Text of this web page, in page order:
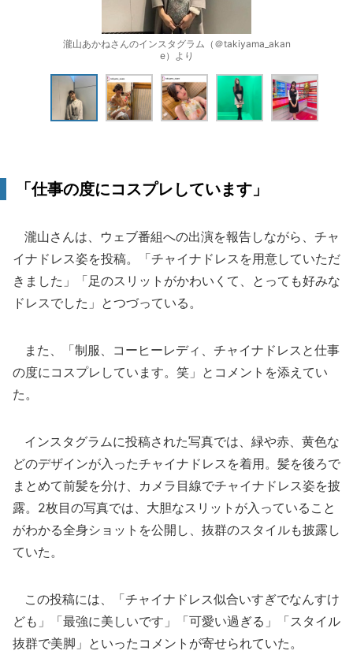
瀧山あかねさんのインスタグラム（＠takiyama_akan
e）より
「仕事の度にコスプレしています」
瀧山さんは、ウェブ番組への出演を報告しながら、チャ
イナドレス姿を投稿。「チャイナドレスを用意していただ
きました」「足のスリットがかわいくて、とっても好みな
ドレスでした」とつづっている。
また、「制服、コーヒーレディ、チャイナドレスと仕事
の度にコスプレしています。笑」とコメントを添えてい
た。
インスタグラムに投稿された写真では、緑や赤、黄色な
どのデザインが入ったチャイナドレスを着用。髪を後ろで
まとめて前髪を分け、カメラ目線でチャイナドレス姿を披
露。2枚目の写真では、大胆なスリットが入っていること
がわかる全身ショットを公開し、抜群のスタイルも披露し
ていた。
この投稿には、「チャイナドレス似合いすぎでなんすけ
ども」「最強に美しいです」「可愛い過ぎる」「スタイル
抜群で美脚」といったコメントが寄せられていた。